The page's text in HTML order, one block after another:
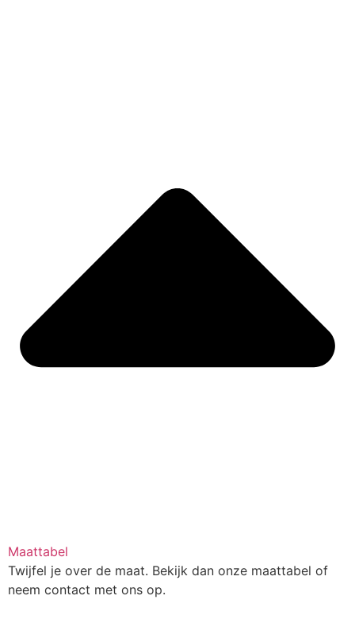
Maattabel
Twijfel je over de maat. Bekijk dan onze maattabel of
neem contact met ons op.